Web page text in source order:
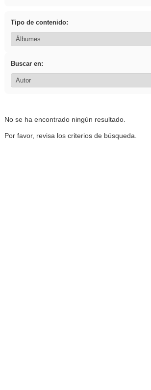
Tipo de contenido:
Buscar en:
No se ha encontrado ningún resultado.
Por favor, revisa los criterios de búsqueda.